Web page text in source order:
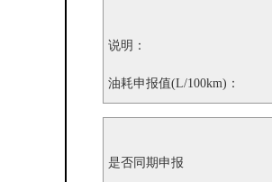
说明：
油耗申报值(L/100km)：
是否同期申报